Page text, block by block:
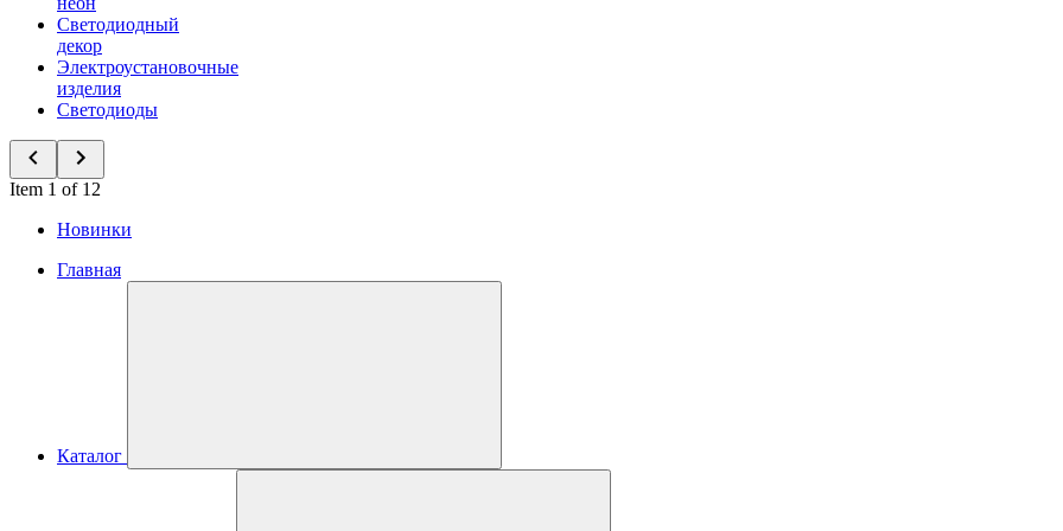
Светодиодный
декор
Электроустановочные
изделия
Светодиоды
Item 1 of 12
Новинки
Главная
Каталог